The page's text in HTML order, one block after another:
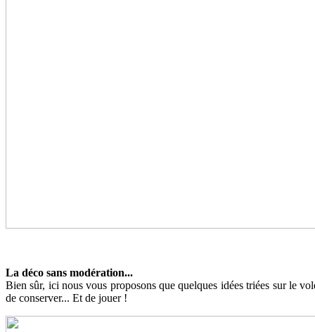
La déco sans modération...
Bien sûr, ici nous vous proposons que quelques idées triées sur le
de conserver... Et de jouer !